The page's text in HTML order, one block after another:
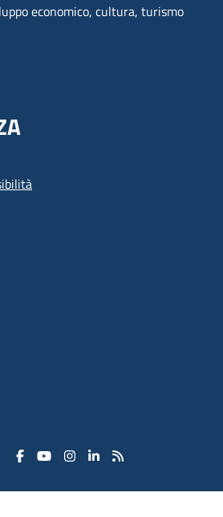
economico, cultura, turismo